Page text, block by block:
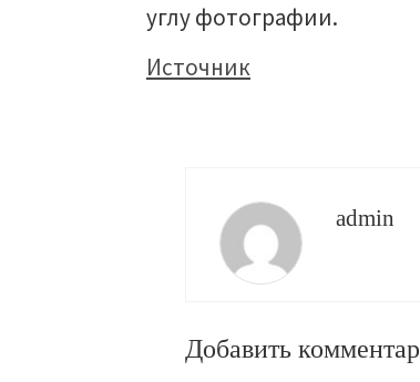
углу фотографии.
Источник
admin
Добавить